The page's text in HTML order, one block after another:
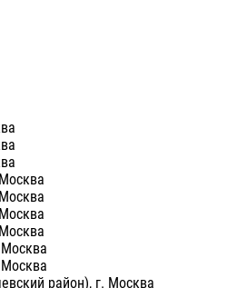
район), г. Москва